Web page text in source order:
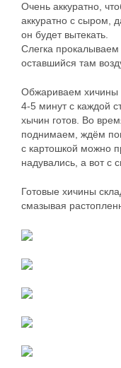
Очень аккуратно,
аккуратно с сыром,
он будет вытекать.
Слегка
оставшийся там
Обжариваем хичины
4-5 минут с каждой
хычин готов. Во
поднимаем, ждём
с картошкой можно
надувались, а вот с
Готовые хичины
смазывая